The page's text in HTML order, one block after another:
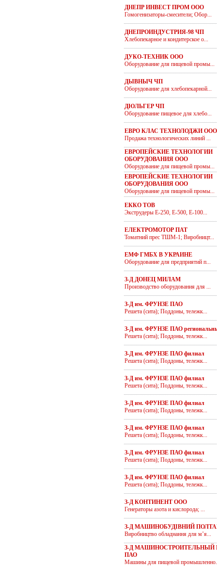
ДНЕПР ИНВЕСТ ПРОМ ООО
Гомогенизаторы-смесители; Обор...
ДНЕПРОИНДУСТРИЯ-98 ЧП
Хлебопекарное и кондитерское о...
ДУКО-ТЕХНИК ООО
Оборудование для пищевой промы...
ДЫВНЫЧ ЧП
Оборудование для хлебопекарной...
ДЮЛЬГЕР ЧП
Оборудование пищевое для хлебо...
ЕВРО КЛАС ТЕХНОЛОДЖИ ООО
Продажа технологических линий ...
ЕВРОПЕЙСКИЕ ТЕХНОЛОГИИ
ОБОРУДОВАНИЯ ООО
Оборудование для пищевой промы...
ЕВРОПЕЙСКИЕ ТЕХНОЛОГИИ
ОБОРУДОВАНИЯ ООО
Оборудование для пищевой промы...
ЕККО ТОВ
Экструдеры Е-250, Е-500, Е-100...
ЕЛЕКТРОМОТОР ПАТ
Томатний прес ТШМ-1; Виробницт...
ЕМФ ГМБХ В УКРАИНЕ
Оборудование для предприятий п...
З-Д ДОНЕЦ МИЛАМ
Производство оборудования для ...
З-Д им. ФРУНЗЕ ПАО
Решета (сита); Поддоны, тележк...
З-Д им. ФРУНЗЕ ПАО
Решета (сита); Поддоны, тележк...
З-Д им. ФРУНЗЕ ПАО филиал
Решета (сита); Поддоны, тележк...
З-Д им. ФРУНЗЕ ПАО филиал
Решета (сита); Поддоны, тележк...
З-Д им. ФРУНЗЕ ПАО филиал
Решета (сита); Поддоны, тележк...
З-Д им. ФРУНЗЕ ПАО филиал
Решета (сита); Поддоны, тележк...
З-Д им. ФРУНЗЕ ПАО филиал
Решета (сита); Поддоны, тележк...
З-Д им. ФРУНЗЕ ПАО филиал
Решета (сита); Поддоны, тележк...
З-Д КОНТИНЕНТ ООО
Генераторы азота и кислорода; ...
З-Д МАШИНОБУДІВНИЙ
Виробництво обладнання для м’я...
З-Д МАШИНОСТРОИТЕЛЬНЫЙ
ПАО
Машины для пищевой